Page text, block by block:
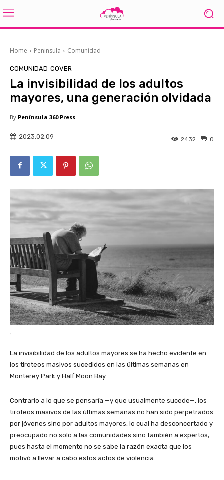
Home Peninsula Comunidad
COMUNIDAD COVER
La invisibilidad de los adultos
mayores, una generación olvidada
By Península 360 Press
2023.02.09 0
2432
.
La invisibilidad de los adultos mayores se ha hecho evidente en
los tiroteos masivos sucedidos en las últimas semanas en
Monterey Park y Half Moon Bay.
Contrario a lo que se pensaría —y que usualmente sucede—, los
tiroteos masivos de las últimas semanas no han sido perpetrados
por jóvenes sino por adultos mayores, lo cual ha desconcertado y
preocupado no solo a las comunidades sino también a expertos,
pues hasta el momento no se sabe la razón exacta que los
motivó a llevar a cabo estos actos de violencia.